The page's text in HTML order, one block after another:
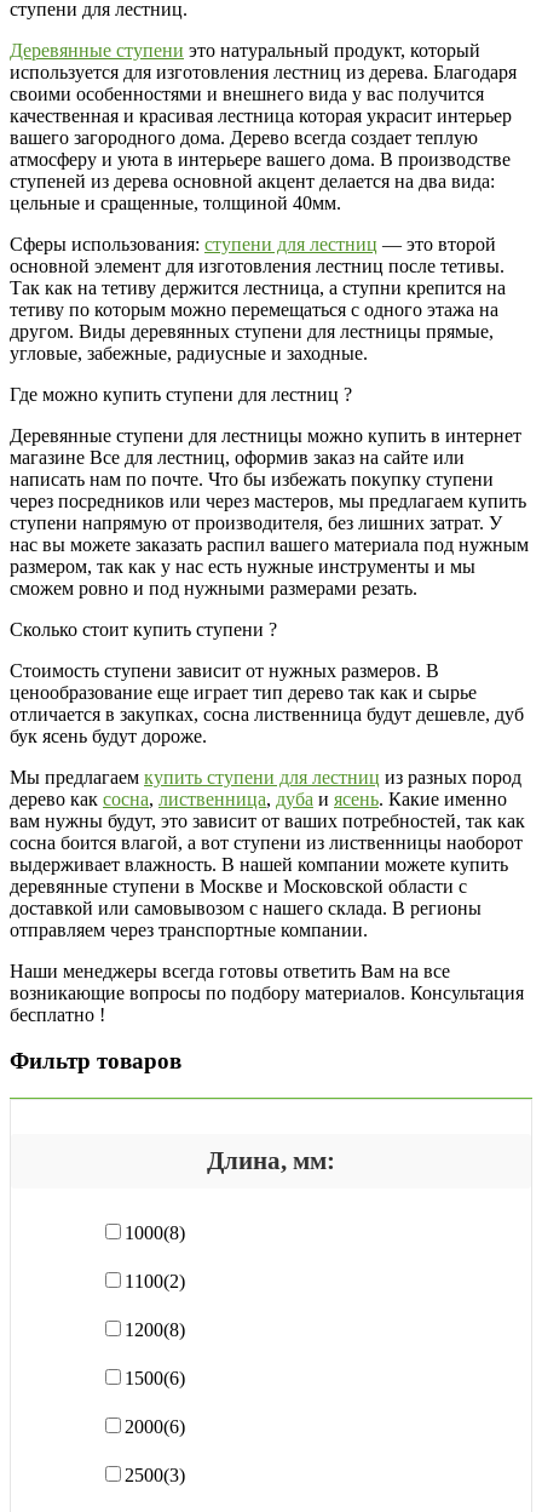
ступени для лестниц.
Деревянные ступени это натуральный продукт, который
используется для изготовления лестниц из дерева. Благодаря
своими особенностями и внешнего вида у вас получится
качественная и красивая лестница которая украсит интерьер
вашего загородного дома. Дерево всегда создает теплую
атмосферу и уюта в интерьере вашего дома. В производстве
ступеней из дерева основной акцент делается на два вида:
цельные и сращенные, толщиной 40мм.
Сферы использования: ступени для лестниц — это второй
основной элемент для изготовления лестниц после тетивы.
Так как на тетиву держится лестница, а ступни крепится на
тетиву по которым можно перемещаться с одного этажа на
другом. Виды деревянных ступени для лестницы прямые,
угловые, забежные, радиусные и заходные.
Где можно купить ступени для лестниц ?
Деревянные ступени для лестницы можно купить в интернет
магазине Все для лестниц, оформив заказ на сайте или
написать нам по почте. Что бы избежать покупку ступени
через посредников или через мастеров, мы предлагаем купить
ступени напрямую от производителя, без лишних затрат. У
нас вы можете заказать распил вашего материала под нужным
размером, так как у нас есть нужные инструменты и мы
сможем ровно и под нужными размерами резать.
Сколько стоит купить ступени ?
Стоимость ступени зависит от нужных размеров. В
ценообразование еще играет тип дерево так как и сырье
отличается в закупках, сосна лиственница будут дешевле, дуб
бук ясень будут дороже.
Мы предлагаем купить ступени для лестниц из разных пород
дерево как сосна, лиственница, дуба и ясень. Какие именно
вам нужны будут, это зависит от ваших потребностей, так как
сосна боится влагой, а вот ступени из лиственницы наоборот
выдерживает влажность. В нашей компании можете купить
деревянные ступени в Москве и Московской области с
доставкой или самовывозом с нашего склада. В регионы
отправляем через транспортные компании.
Наши менеджеры всегда готовы ответить Вам на все
возникающие вопросы по подбору материалов. Консультация
бесплатно !
Фильтр товаров
Длина, мм:
1000(8)
1100(2)
1200(8)
1500(6)
2000(6)
2500(3)